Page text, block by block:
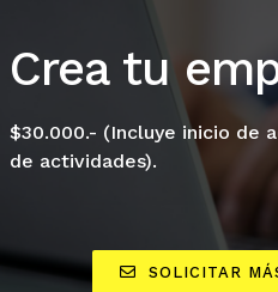
Crea tu
$30.000.- (Incluye inicio de
de actividades).
SOLICITAR